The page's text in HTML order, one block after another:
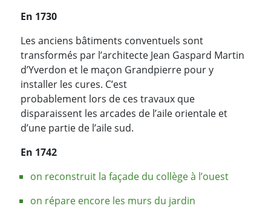
En 1730
Les anciens bâtiments conventuels sont
transformés par l’architecte Jean Gaspard Martin
d’Yverdon et le maçon Grandpierre pour y
installer les cures. C’est
probablement lors de ces travaux que
disparaissent les arcades de l’aile orientale et
d’une partie de l’aile sud.
En 1742
on reconstruit la façade du collège à l’ouest
on répare encore les murs du jardin